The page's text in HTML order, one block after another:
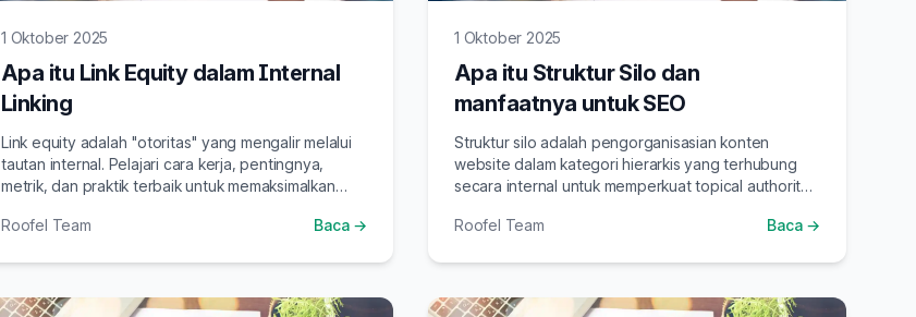
1 Oktober 2025
Apa itu Link Equity dalam Internal
Linking
Link equity adalah "otoritas" yang mengalir melalui
tautan internal. Pelajari cara kerja, pentingnya,
metrik, dan praktik terbaik untuk memaksimalkan
Roofel Team
Baca →
1 Oktober 2025
Apa itu Struktur Silo dan
manfaatnya untuk SEO
Struktur silo adalah pengorganisasian konten
website dalam kategori hierarkis yang terhubung
secara internal untuk memperkuat topical authority
Roofel Team
Baca →